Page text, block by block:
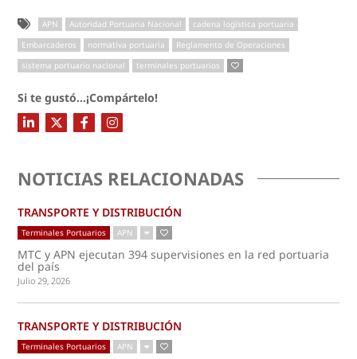
APN Autoridad Portuaria Nacional
cadena logística portuaria
Embarcaderos
normativa portuaria
Reglamento de Operaciones
sistema portuario nacional
terminales portuarios
Si te gustó...¡Compártelo!
NOTICIAS RELACIONADAS
TRANSPORTE Y DISTRIBUCIÓN
Terminales Portuarios APN
MTC y APN ejecutan 394 supervisiones en la red portuaria
del país
Julio 29, 2026
TRANSPORTE Y DISTRIBUCIÓN
Terminales Portuarios APN